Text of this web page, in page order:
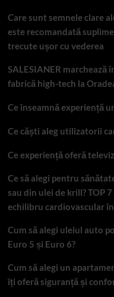
Care sunt semnele clare
este recomandată
trecute ușor cu vederea
SALESIANER
fabrică high-tech la
Ce înseamnă experiență
Ce căști aleg utilizatorii
Ce experiență oferă
Ce să alegi pentru
sau din ulei de krill? TOP
echilibru cardiovascular
Cum să alegi uleiul auto
Euro 5 și Euro 6?
Cum să alegi un
îți oferă siguranță și